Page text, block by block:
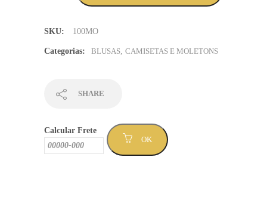
SKU: 100MO
Categorias: BLUSAS, CAMISETAS E MOLETONS
SHARE
Calcular Frete
OK